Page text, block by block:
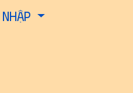
identity,